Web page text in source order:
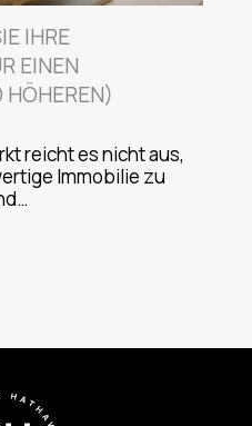
IHRE
EINEN
reicht es nicht aus,
Immobilie zu